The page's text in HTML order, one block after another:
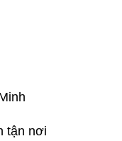
tận nơi